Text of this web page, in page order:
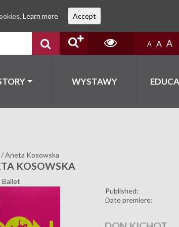
A A A
WYSTAWY
/Aneta Kosowska
KOSOWSKA
Ballet
Published:
Date premiere:
Learn more Accept